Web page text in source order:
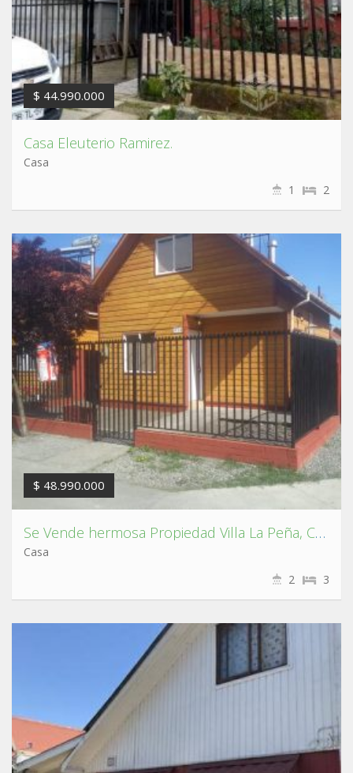
$ 44.990.000
Casa Eleuterio Ramirez.
Casa
2
1
$ 48.990.000
Se Vende hermosa Propiedad Villa La Peña, Coronel.
Casa
3
2